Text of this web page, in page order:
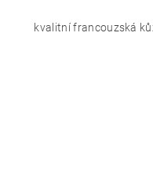
kvalitní francouzská